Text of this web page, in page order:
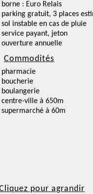
borne : Euro Relais
parking gratuit, 3 places
sol instable en cas de pluie
service payant, jeton
ouverture annuelle
Commodités
pharmacie
boucherie
boulangerie
centre-ville à 650m
supermarché à 60m
pour agrandir